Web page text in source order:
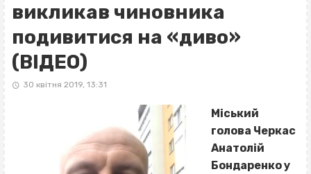
викликав чиновника
подивитися на «диво»
(ВІДЕО)
30 квітня 2019, 13:31
Міський
голова Черкас
Анатолій
Бондаренко у